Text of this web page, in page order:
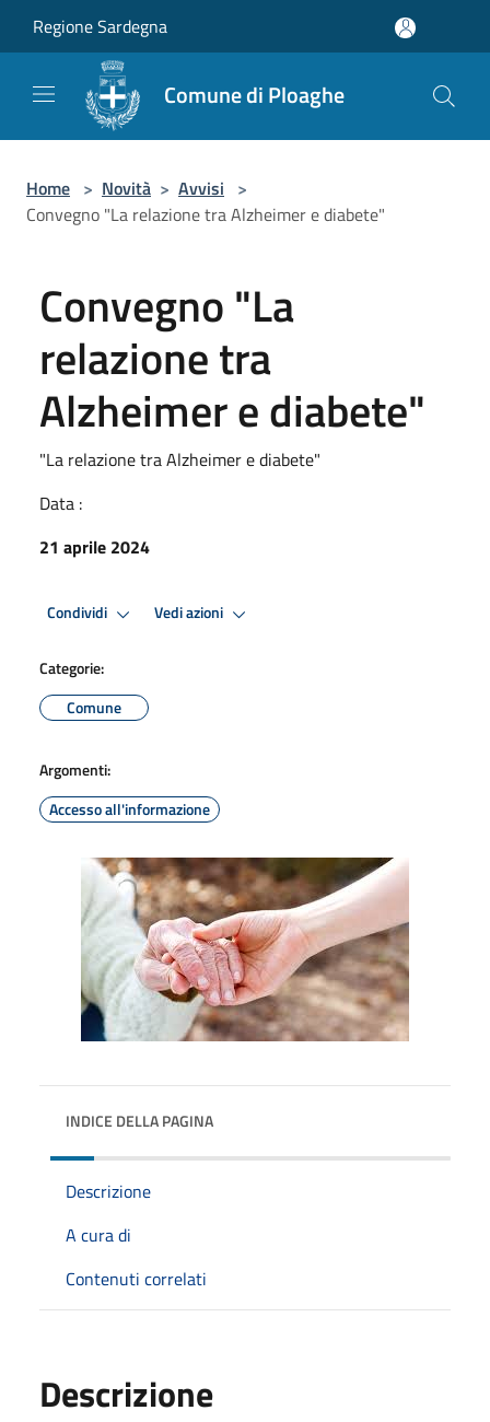
Regione Sardegna
Comune di Ploaghe
Home > Novità > Avvisi >
Convegno "La relazione tra Alzheimer e diabete"
Convegno "La
relazione tra
Alzheimer e diabete"
"La relazione tra Alzheimer e diabete"
Data :
21 aprile 2024
Condividi Vedi azioni
Categorie:
Comune
Argomenti:
Accesso all'informazione
INDICE DELLA PAGINA
Descrizione
A cura di
Contenuti correlati
Descrizione